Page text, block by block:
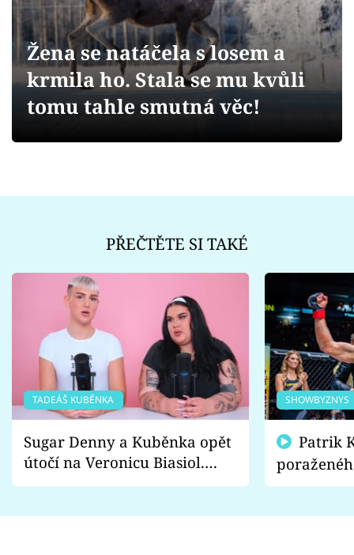
Videa
Sledujte prima+
Žena se natáčela s losem a
krmila ho. Stala se mu kvůli
tomu tahle smutná věc!
PŘEČTĚTE SI TAKÉ
TADEÁŠ KUBĚNKA
Sugar Denny a Kuběnka opět
útočí na Veronicu Biasiol.
Proč je podle nich falešná a
SHOWBYZNYS
fanoušci